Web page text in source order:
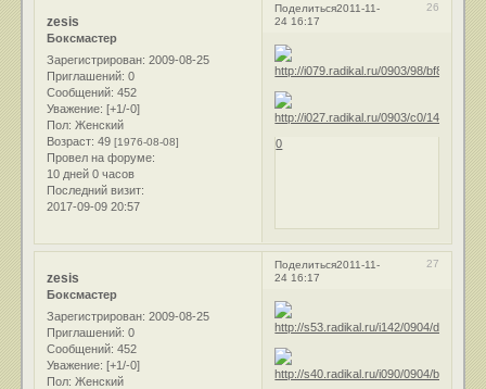
Поделиться 26
2011-11-
24 16:17
zesis
Боксмастер
Зарегистрирован: 2009-08-25
Приглашений: 0
Сообщений: 452
Уважение: [+1/-0]
Пол: Женский
Возраст: 49[1976-08-08]
Провел на форуме:
10 дней 0 часов
Последний визит:
2017-09-09 20:57
0
Поделиться 27
2011-11-
24 16:17
zesis
Боксмастер
Зарегистрирован: 2009-08-25
Приглашений: 0
Сообщений: 452
Уважение: [+1/-0]
Пол: Женский